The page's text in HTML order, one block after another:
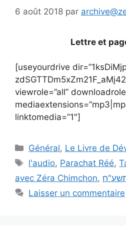
6 août 2018 par
[useyourdrive
viewrole=”all”
linktomedia=”1″]
Général, Le Livre de
l'audio, Parachat Réé,
avec Zéra Chimchon,
Laisser un commentaire